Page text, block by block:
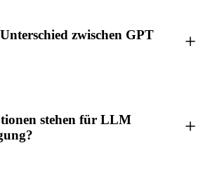
zwischen GPT
stehen für LLM